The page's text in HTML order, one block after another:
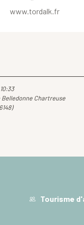
www.tordalk.fr
Chartreuse
)
Tourisme